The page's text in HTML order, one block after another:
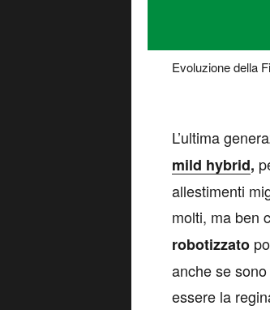
Evoluzione della
L’ultima
mild hybrid,
allestimenti
molti, ma ben
robotizzato
anche se
essere la